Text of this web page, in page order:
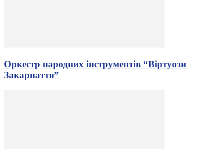
Оркестр народних інструментів “Віртуози
Закарпаття”